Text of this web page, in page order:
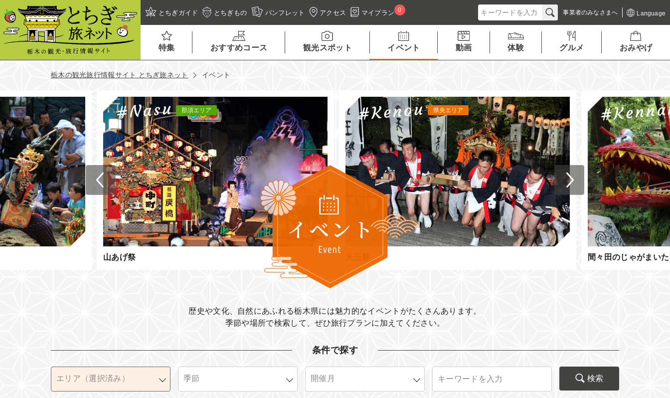
とちぎガイド とちぎもの パンフレット アクセス マイプラン 0 事業者のみなさまへ Language
特集 おすすめコース 観光スポット イベント 動画 体験 グルメ おみやげ
栃木の観光旅行情報サイト とちぎ旅ネット イベント
県央エリア
天王祭
県南エリア
間々田のじゃがまいた ひまわり祭り
歴史や文化、自然にあふれる栃木県には魅力的なイベントがたくさんあります。
季節や場所で検索して、ぜひ旅行プランに加えてください。​
条件で探す
検索